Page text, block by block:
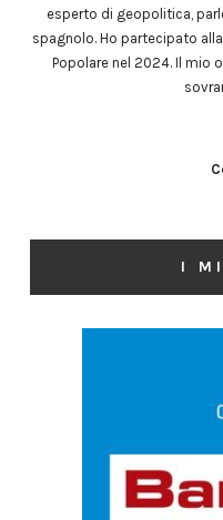
esperto di geopolitica,
spagnolo. Ho partecipato
Popolare nel 2024. Il mio
I